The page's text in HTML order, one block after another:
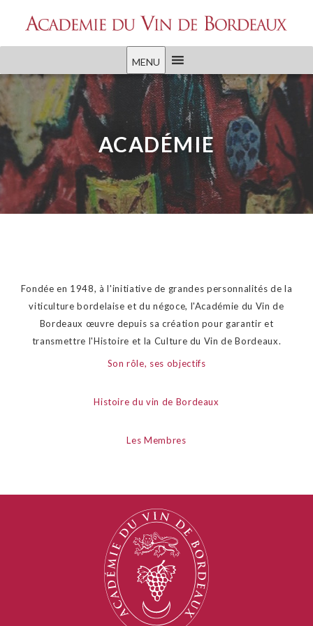
MENU
ACADÉMIE
Fondée en 1948, à l'initiative de grandes personnalités de la
viticulture bordelaise et du négoce, l'Académie du Vin de
Bordeaux œuvre depuis sa création pour garantir et
transmettre l'Histoire et la Culture du Vin de Bordeaux.
Son rôle, ses objectifs
Histoire du vin de Bordeaux
Les Membres